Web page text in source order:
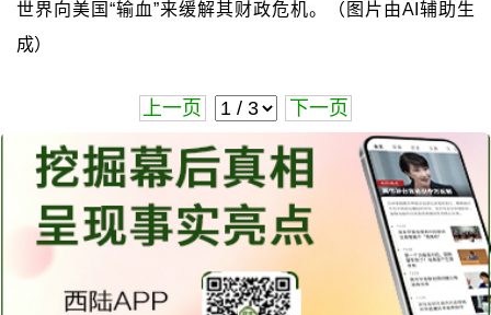
世界向美国“输血”来缓解其财政危机。（图片由AI辅助生
成）
上一页 下一页